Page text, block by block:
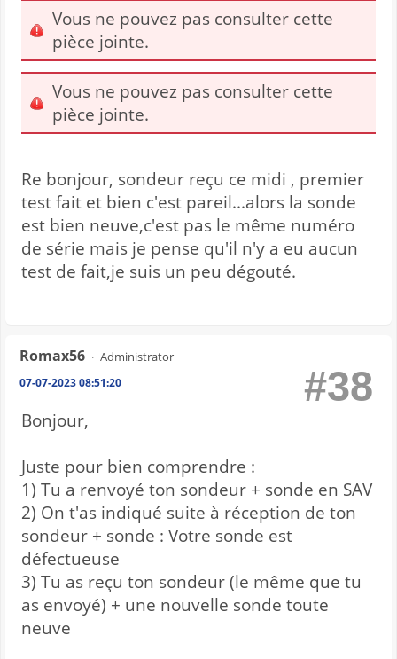
Vous ne pouvez pas consulter cette
pièce jointe.
Vous ne pouvez pas consulter cette
pièce jointe.
Re bonjour, sondeur reçu ce midi , premier
test fait et bien c'est pareil...alors la sonde
est bien neuve,c'est pas le même numéro
de série mais je pense qu'il n'y a eu aucun
test de fait,je suis un peu dégouté.
Romax56 Administrator
07-07-2023 08:51:20 #38
Bonjour,
Juste pour bien comprendre :
1) Tu a renvoyé ton sondeur + sonde en SAV
2) On t'as indiqué suite à réception de ton
sondeur + sonde : Votre sonde est
défectueuse
3) Tu as reçu ton sondeur (le même que tu
as envoyé) + une nouvelle sonde toute
neuve